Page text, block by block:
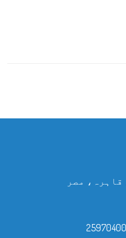
مصر